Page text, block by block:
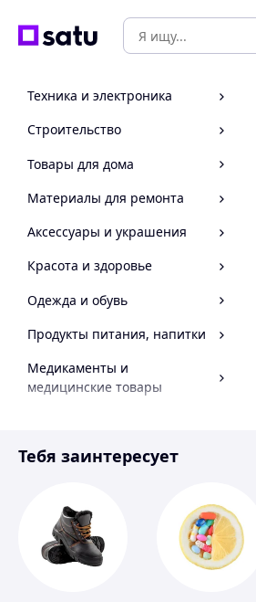
Техника и электроника
Строительство
Товары для дома
Материалы для ремонта
Аксессуары и украшения
Красота и здоровье
Одежда и обувь
Продукты питания, напитки
Медикаменты и
медицинские товары
Инструмент
Тебя заинтересует